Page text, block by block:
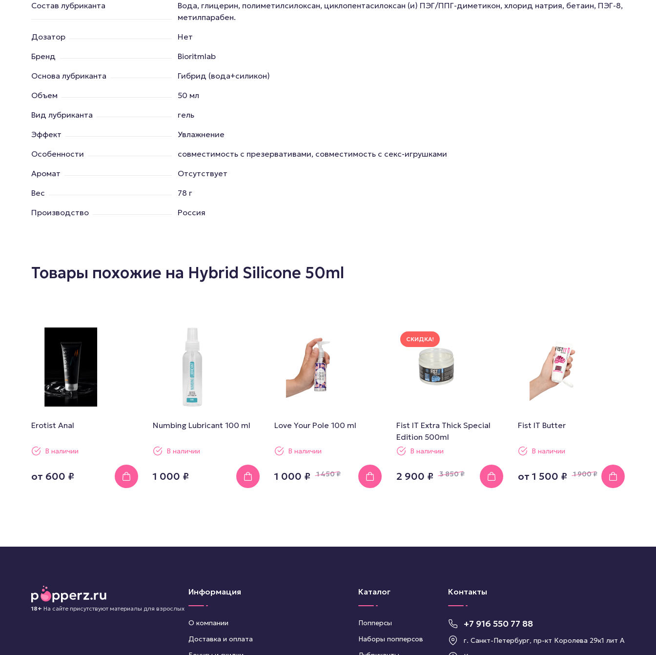
Состав лубриканта
Вода, глицерин, полиметилсилоксан, циклопентасилоксан (и) ПЭГ/ППГ-диметикон, хлорид натрия, бетаин, ПЭГ-8,
метилпарабен.
Дозатор
Нет
Бренд
Bioritmlab
Основа лубриканта
Гибрид (вода+силикон)
Объем
50 мл
Вид лубриканта
гель
Эффект
Увлажнение
Особенности
совместимость с презервативами, совместимость с секс-игрушками
Аромат
Отсутствует
Вес
78 г
Производство
Россия
Товары похожие на Hybrid Silicone 50ml
Erotist Anal
В наличии
от 600 ₽
Numbing Lubricant 100 ml
В наличии
1 000 ₽
Love Your Pole 100 ml
В наличии
1 000 ₽ 1 450₽
СКИДКА!
Fist IT Extra Thick Special
Edition 500ml
В наличии
2 900 ₽ 3 850₽
Fist IT Butter
В наличии
от 1 500 ₽ 1 900₽
18+ На сайте присутствуют материалы для взрослых
Информация
О компании
Доставка и оплата
Каталог
Попперсы
Наборы попперсов
Контакты
+7 916 550 77 88
г. Санкт-Петербург, пр-кт Королева 29к1 лит А